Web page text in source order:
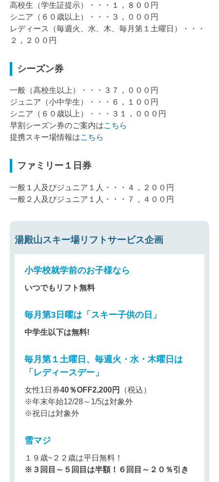
高校生（学生証提示）・・・１，８００円
シニア（６０歳以上）・・・３，０００円
レディース（毎週火、水、木、毎月第１土曜日）・・・
２，２００円
シーズン券
一般（高校生以上）・・・３７，０００円
ジュニア（小中学生）・・・６，１００円
シニア（６０歳以上）・・・３１，０００円
早割シーズン券のご案内はこちら
提携スキー場情報はこちら
ファミリー１日券
一般１人及びジュニア１人・・・４，２００円
一般２人及びジュニア１人・・・７，４００円
湯殿山スキー場リフトサービス企画
小学校就学前のお子様なら
いつでもリフト無料
毎月第3日曜は「スキー子供の日」
中学生以下は無料!
毎月第１土曜日、毎週火・水・木曜日は
「レディースデー」
女性1日券40％OFF2,200円
（税込）
※年末年始12/28～1/5は対象外
※祝日は対象外
雪マジ
１９歳~２２歳は平日無料！
※３回目～５回目は半額！６回目～２０％引き